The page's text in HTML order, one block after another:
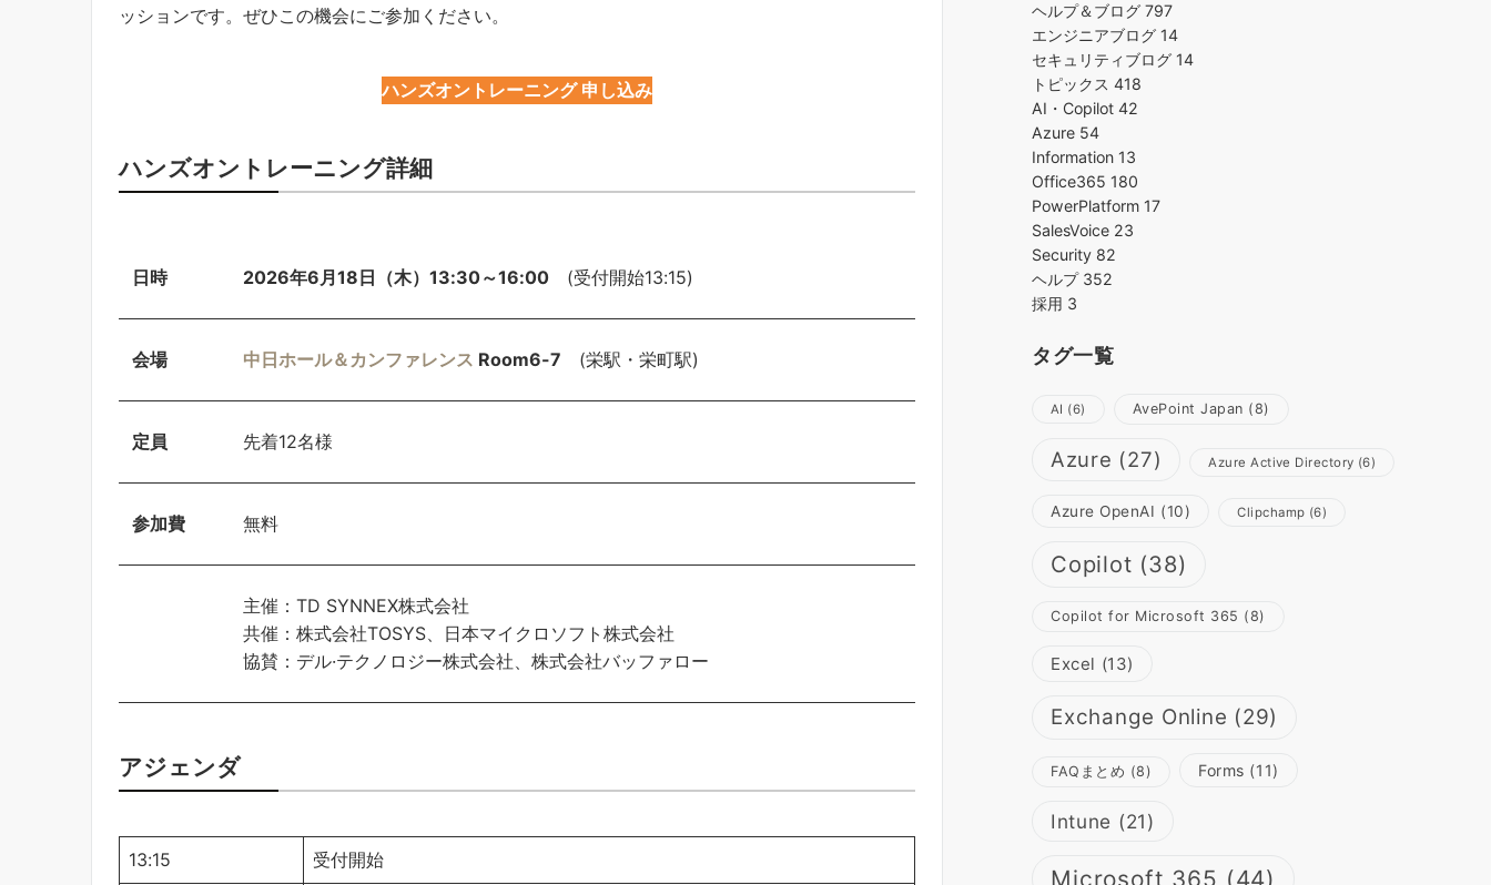
ッションです。ぜひこの機会にご参加ください。
ハンズオントレーニング 申し込み
ハンズオントレーニング詳細
日時 2026年6月18日（木）13:30～16:00 (受付開始13:15)
会場 中日ホール＆カンファレンス Room6-7 (栄駅・栄町駅)
定員 先着12名様
参加費 無料
主催：TD SYNNEX株式会社
共催：株式会社TOSYS、日本マイクロソフト株式会社
協賛：デル·テクノロジー株式会社、株式会社バッファロー
アジェンダ
13:15 受付開始
ヘルプ＆ブログ 797
エンジニアブログ 14
セキュリティブログ 14
トピックス 418
AI・Copilot 42
Azure 54
Information 13
Office365 180
PowerPlatform 17
SalesVoice 23
Security 82
ヘルプ 352
採用 3
タグ一覧
AI (6) AvePoint Japan (8)
Azure (27) Azure Active Directory (6)
Azure OpenAI (10) Clipchamp (6)
Copilot (38)
Copilot for Microsoft 365 (8)
Excel (13)
Exchange Online (29)
FAQまとめ (8) Forms (11)
Intune (21)
Microsoft 365 (44)